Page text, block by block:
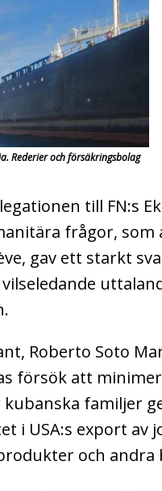
Rederier och försäkringsbolag
till FN:s
frågor, som
gav ett starkt
Roberto Soto
försök att
familjer
i USA:s export
och andra